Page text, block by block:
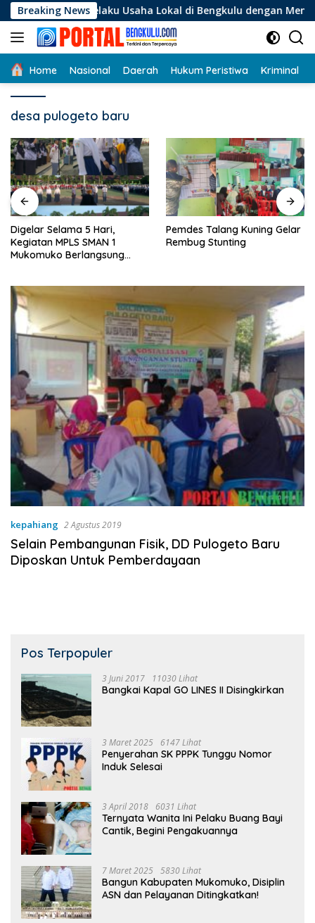
Langsung
ke
konten
Breaking News
Pelaku Usaha Lokal di Bengkulu dengan Meningkatkan
Home Nasional Daerah Hukum Peristiwa Kriminal
desa pulogeto baru
Digelar Selama 5 Hari,
Kegiatan MPLS SMAN 1
Mukomuko Berlangsung
Pemdes Talang Kuning Gelar
Rembug Stunting
kepahiang 2 Agustus 2019
Selain Pembangunan Fisik, DD Pulogeto Baru
Diposkan Untuk Pemberdayaan
Pos Terpopuler
3 Juni 2017 11030 Lihat
Bangkai Kapal GO LINES II Disingkirkan
3 Maret 2025 6147 Lihat
Penyerahan SK PPPK Tunggu Nomor
Induk Selesai
3 April 2018 6031 Lihat
Ternyata Wanita Ini Pelaku Buang Bayi
Cantik, Begini Pengakuannya
7 Maret 2025 5830 Lihat
Bangun Kabupaten Mukomuko, Disiplin
ASN dan Pelayanan Ditingkatkan!